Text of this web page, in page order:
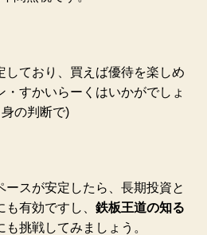
しており、買えば優待を楽しめ
・すかいらーくはいかがでしょ
の判断で)
ースが安定したら、長期投資と
も有効ですし、 鉄板王道の知る
も挑戦してみましょう。